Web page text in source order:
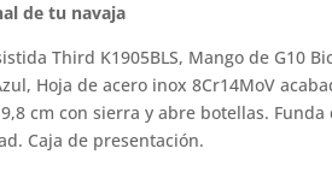
de tu navaja
Third K1905BLS, Mango de G10
Hoja de acero inox 8Cr14MoV
cm con sierra y abre botellas. Funda
Caja de presentación.